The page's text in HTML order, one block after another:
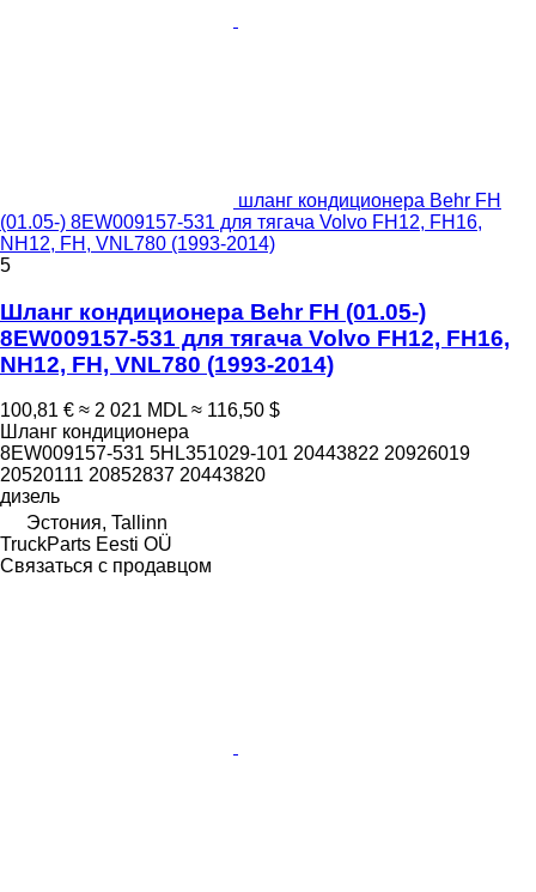
шланг кондиционера Behr FH
(01.05-) 8EW009157-531 для тягача Volvo FH12, FH16,
NH12, FH, VNL780 (1993-2014)
5
Шланг кондиционера Behr FH (01.05-)
8EW009157-531 для тягача Volvo FH12, FH16,
NH12, FH, VNL780 (1993-2014)
100,81 € ≈ 2 021 MDL ≈ 116,50 $
Шланг кондиционера
8EW009157-531 5HL351029-101 20443822 20926019
20520111 20852837 20443820
дизель
Эстония, Tallinn
TruckParts Eesti OÜ
Связаться с продавцом